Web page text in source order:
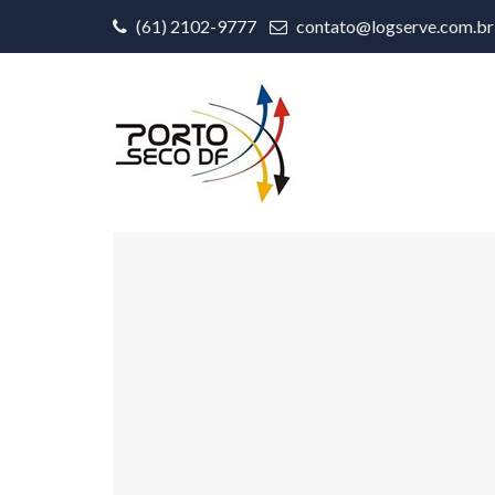
(61) 2102-9777 contato@logserve.com.br